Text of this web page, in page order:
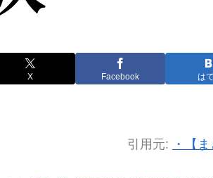
X Facebook は
引用元: ・【